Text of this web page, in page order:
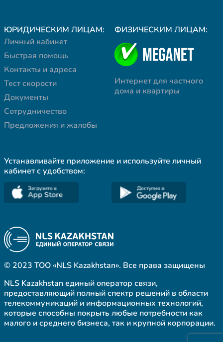
ЮРИДИЧЕСКИМ ЛИЦАМ:
Личный кабинет
Быстрая помощь
Контакты и адреса
Тест скорости
Документы
Сотрудничество
Предложения и жалобы
ФИЗИЧЕСКИМ ЛИЦАМ:
Интернет для частного
дома и квартиры
Устанавливайте приложение и используйте личный
кабинет с удобством:
© 2023 ТОО «NLS Kazakhstan». Все права защищены
NLS Kazakhstan единый оператор связи,
предоставляющий полный спектр решений в области
телекоммуникаций и информационных технологий,
которые способны покрыть любые потребности как
малого и среднего бизнеса, так и крупной корпорации.